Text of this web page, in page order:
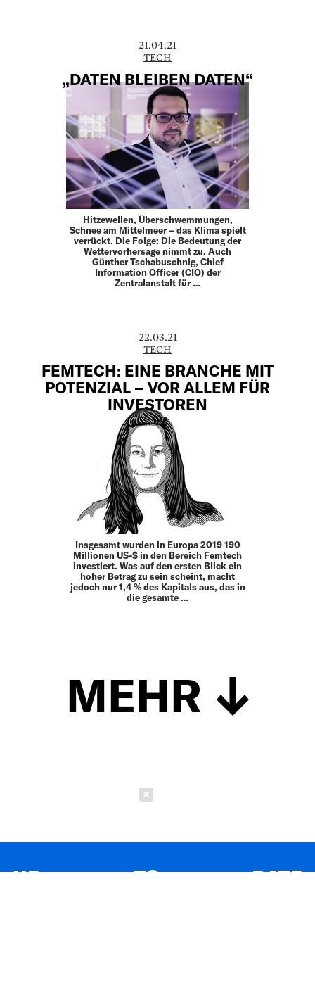
21.04.21
TECH
„DATEN BLEIBEN DATEN“
Hitzewellen, Überschwemmungen,
Schnee am Mittelmeer – das Klima spielt
verrückt. Die Folge: Die Bedeutung der
Wettervorhersage nimmt zu. Auch
Günther Tschabuschnig, Chief
Information Officer (CIO) der
Zentralanstalt für …
22.03.21
TECH
FEMTECH: EINE BRANCHE MIT
POTENZIAL – VOR ALLEM FÜR
INVESTOREN
Insgesamt wurden in Europa 2019 190
Millionen US-$ in den Bereich Femtech
investiert. Was auf den ersten Blick ein
hoher Betrag zu sein scheint, macht
jedoch nur 1,4 % des Kapitals aus, das in
die gesamte …
MEHR
UP TO DATE